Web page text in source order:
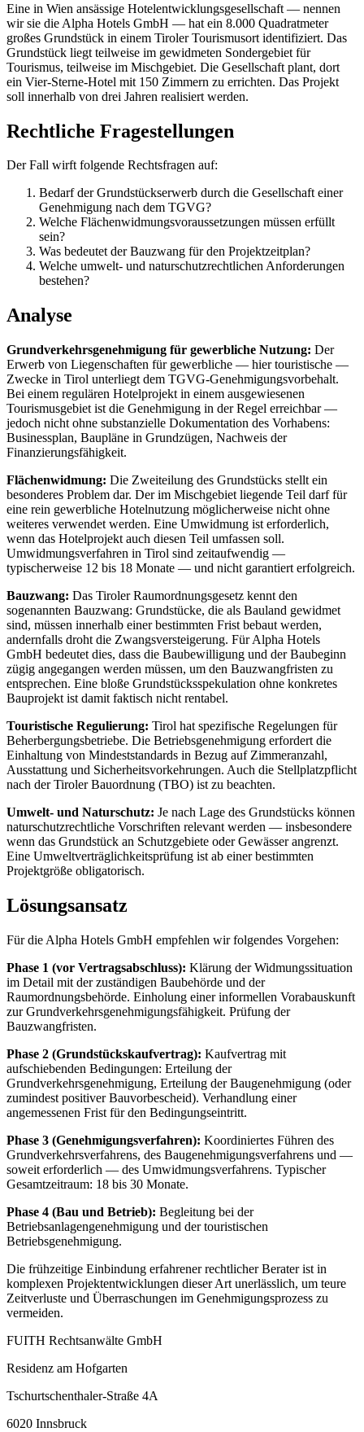
Eine in Wien ansässige Hotelentwicklungsgesellschaft — nennen
wir sie die Alpha Hotels GmbH — hat ein 8.000 Quadratmeter
großes Grundstück in einem Tiroler Tourismusort identifiziert. Das
Grundstück liegt teilweise im gewidmeten Sondergebiet für
Tourismus, teilweise im Mischgebiet. Die Gesellschaft plant, dort
ein Vier-Sterne-Hotel mit 150 Zimmern zu errichten. Das Projekt
soll innerhalb von drei Jahren realisiert werden.
Rechtliche Fragestellungen
Der Fall wirft folgende Rechtsfragen auf:
Bedarf der Grundstückserwerb durch die Gesellschaft einer
Genehmigung nach dem TGVG?
Welche Flächenwidmungsvoraussetzungen müssen erfüllt
sein?
Was bedeutet der Bauzwang für den Projektzeitplan?
Welche umwelt- und naturschutzrechtlichen Anforderungen
bestehen?
Analyse
Grundverkehrsgenehmigung für gewerbliche Nutzung: Der
Erwerb von Liegenschaften für gewerbliche — hier touristische —
Zwecke in Tirol unterliegt dem TGVG-Genehmigungsvorbehalt.
Bei einem regulären Hotelprojekt in einem ausgewiesenen
Tourismusgebiet ist die Genehmigung in der Regel erreichbar —
jedoch nicht ohne substanzielle Dokumentation des Vorhabens:
Businessplan, Baupläne in Grundzügen, Nachweis der
Finanzierungsfähigkeit.
Flächenwidmung: Die Zweiteilung des Grundstücks stellt ein
besonderes Problem dar. Der im Mischgebiet liegende Teil darf für
eine rein gewerbliche Hotelnutzung möglicherweise nicht ohne
weiteres verwendet werden. Eine Umwidmung ist erforderlich,
wenn das Hotelprojekt auch diesen Teil umfassen soll.
Umwidmungsverfahren in Tirol sind zeitaufwendig —
typischerweise 12 bis 18 Monate — und nicht garantiert erfolgreich.
Bauzwang: Das Tiroler Raumordnungsgesetz kennt den
sogenannten Bauzwang: Grundstücke, die als Bauland gewidmet
sind, müssen innerhalb einer bestimmten Frist bebaut werden,
andernfalls droht die Zwangsversteigerung. Für Alpha Hotels
GmbH bedeutet dies, dass die Baubewilligung und der Baubeginn
zügig angegangen werden müssen, um den Bauzwangfristen zu
entsprechen. Eine bloße Grundstücksspekulation ohne konkretes
Bauprojekt ist damit faktisch nicht rentabel.
Touristische Regulierung: Tirol hat spezifische Regelungen für
Beherbergungsbetriebe. Die Betriebsgenehmigung erfordert die
Einhaltung von Mindeststandards in Bezug auf Zimmeranzahl,
Ausstattung und Sicherheitsvorkehrungen. Auch die Stellplatzpflicht
nach der Tiroler Bauordnung (TBO) ist zu beachten.
Umwelt- und Naturschutz: Je nach Lage des Grundstücks können
naturschutzrechtliche Vorschriften relevant werden — insbesondere
wenn das Grundstück an Schutzgebiete oder Gewässer angrenzt.
Eine Umweltverträglichkeitsprüfung ist ab einer bestimmten
Projektgröße obligatorisch.
Lösungsansatz
Für die Alpha Hotels GmbH empfehlen wir folgendes Vorgehen:
Phase 1 (vor Vertragsabschluss): Klärung der Widmungssituation
im Detail mit der zuständigen Baubehörde und der
Raumordnungsbehörde. Einholung einer informellen Vorabauskunft
zur Grundverkehrsgenehmigungsfähigkeit. Prüfung der
Bauzwangfristen.
Phase 2 (Grundstückskaufvertrag): Kaufvertrag mit
aufschiebenden Bedingungen: Erteilung der
Grundverkehrsgenehmigung, Erteilung der Baugenehmigung (oder
zumindest positiver Bauvorbescheid). Verhandlung einer
angemessenen Frist für den Bedingungseintritt.
Phase 3 (Genehmigungsverfahren): Koordiniertes Führen des
Grundverkehrsverfahrens, des Baugenehmigungsverfahrens und —
soweit erforderlich — des Umwidmungsverfahrens. Typischer
Gesamtzeitraum: 18 bis 30 Monate.
Phase 4 (Bau und Betrieb): Begleitung bei der
Betriebsanlagengenehmigung und der touristischen
Betriebsgenehmigung.
Die frühzeitige Einbindung erfahrener rechtlicher Berater ist in
komplexen Projektentwicklungen dieser Art unerlässlich, um teure
Zeitverluste und Überraschungen im Genehmigungsprozess zu
vermeiden.
FUITH Rechtsanwälte GmbH
Residenz am Hofgarten
Tschurtschenthaler-Straße 4A
6020 Innsbruck